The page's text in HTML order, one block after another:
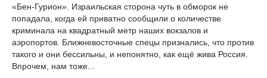
«Бен-Гурион». Израильская сторона чуть в обморок не
попадала, когда ей приватно сообщили о количестве
криминала на квадратный метр наших вокзалов и
аэропортов. Ближневосточные спецы признались, что против
такого и они бессильны, и непонятно, как ещё жива Россия.
Впрочем, нам тоже...